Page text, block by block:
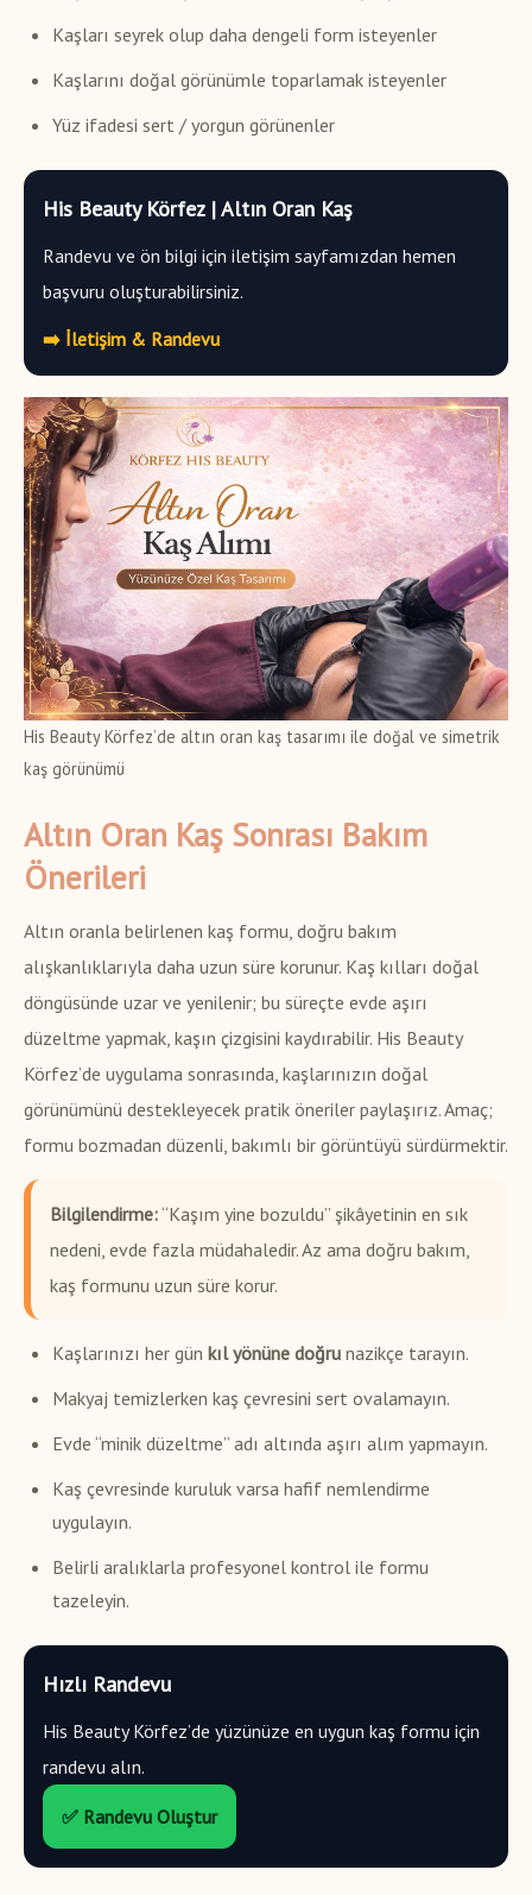
Kaşları seyrek olup daha dengeli form isteyenler
Kaşlarını doğal görünümle toparlamak isteyenler
Yüz ifadesi sert / yorgun görünenler
His Beauty Körfez | Altın Oran Kaş
Randevu ve ön bilgi için iletişim sayfamızdan hemen
başvuru oluşturabilirsiniz.
➡️ İletişim & Randevu
His Beauty Körfez’de altın oran kaş tasarımı ile doğal ve simetrik
kaş görünümü
Altın Oran Kaş Sonrası Bakım
Önerileri
Altın oranla belirlenen kaş formu, doğru bakım
alışkanlıklarıyla daha uzun süre korunur. Kaş kılları doğal
döngüsünde uzar ve yenilenir; bu süreçte evde aşırı
düzeltme yapmak, kaşın çizgisini kaydırabilir. His Beauty
Körfez’de uygulama sonrasında, kaşlarınızın doğal
görünümünü destekleyecek pratik öneriler paylaşırız. Amaç;
formu bozmadan düzenli, bakımlı bir görüntüyü sürdürmektir.
Bilgilendirme: “Kaşım yine bozuldu” şikâyetinin en sık
nedeni, evde fazla müdahaledir. Az ama doğru bakım,
kaş formunu uzun süre korur.
Kaşlarınızı her gün kıl yönüne doğru nazikçe tarayın.
Makyaj temizlerken kaş çevresini sert ovalamayın.
Evde “minik düzeltme” adı altında aşırı alım yapmayın.
Kaş çevresinde kuruluk varsa hafif nemlendirme
uygulayın.
Belirli aralıklarla profesyonel kontrol ile formu
tazeleyin.
Hızlı Randevu
His Beauty Körfez’de yüzünüze en uygun kaş formu için
randevu alın.
✅ Randevu Oluştur